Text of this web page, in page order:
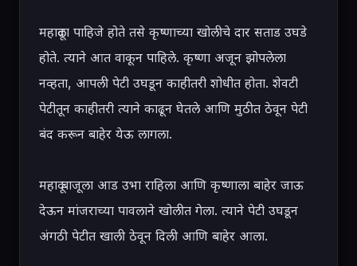
महादूला पाहिजे होते तसे कृष्णाच्या खोलीचे दार सताड उघडे
होते. त्याने आत वाकून पाहिले. कृष्णा अजून झोपलेला
नव्हता, आपली पेटी उघडून काहीतरी शोधीत होता. शेवटी
पेटीतून काहीतरी त्याने काढून घेतले आणि मुठीत ठेवून पेटी
बंद करून बाहेर येऊ लागला.
महादू बाजूला आड उभा राहिला आणि कृष्णाला बाहेर जाऊ
देऊन मांजराच्या पावलाने खोलीत गेला. त्याने पेटी उघडून
अंगठी पेटीत खाली ठेवून दिली आणि बाहेर आला.